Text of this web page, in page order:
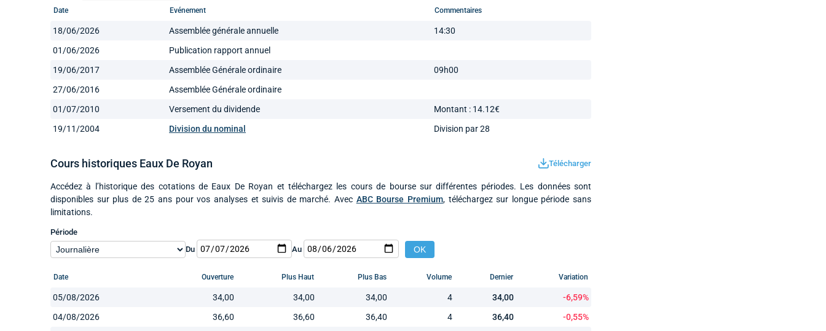
Date Evénement Commentaires
18/06/2026 Assemblée générale annuelle
14:30
01/06/2026
Publication rapport annuel
19/06/2017
Assemblée Générale ordinaire
09h00
27/06/2016
Assemblée Générale ordinaire
01/07/2010
Versement du dividende
Montant : 14.12€
19/11/2004
Division du nominal Division par 28
Cours historiques Eaux De Royan Télécharger
Accédez à l’historique des cotations de Eaux De Royan et téléchargez les cours de bourse sur différentes périodes. Les données sont
disponibles sur plus de 25 ans pour vos analyses et suivis de marché. Avec ABC Bourse Premium, téléchargez sur longue période sans
limitations.
Période
Du
Au
Date Ouverture Plus Haut Plus Bas Volume Dernier Variation
05/08/2026 34,00 34,00 34,00 4 34,00
-6,59%
04/08/2026
36,60 36,60 36,40 4 36,40
-0,55%